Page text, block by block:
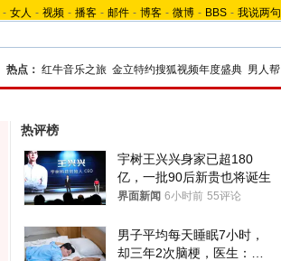
- 女人 - 视频 - 播客 - 邮件 - 博客 - 微博 - BBS - 我说两句
热点： 红牛音乐之旅 金立特约搜狐视频年度盛典 男人帮
热评榜
宇树王兴兴身家已超180
亿，一批90后新贵也将诞生
界面新闻 6小时前 55评论
男子平均每天睡眠7小时，
却三年2次脑梗，医生：这